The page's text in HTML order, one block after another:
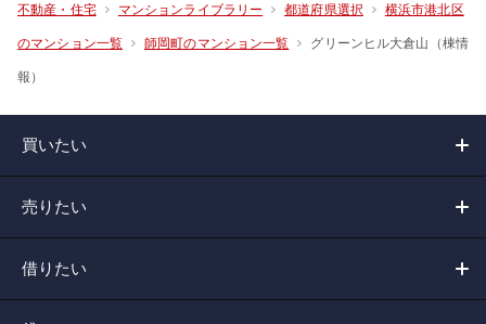
不動産・住宅 マンションライブラリー 都道府県選択 横浜市港北区
のマンション一覧 師岡町のマンション一覧 グリーンヒル大倉山（棟情
報）
買いたい
売りたい
借りたい